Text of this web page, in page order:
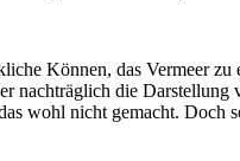
Können, das Vermeer
nachträglich die
wohl nicht gemacht.